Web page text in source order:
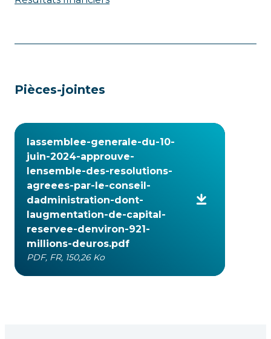
Pièces-jointes
lassemblee-generale-du-10-
juin-2024-approuve-
lensemble-des-resolutions-
agreees-par-le-conseil-
dadministration-dont-
laugmentation-de-capital-
reservee-denviron-921-
millions-deuros.pdf
PDF, FR, 150,26 Ko